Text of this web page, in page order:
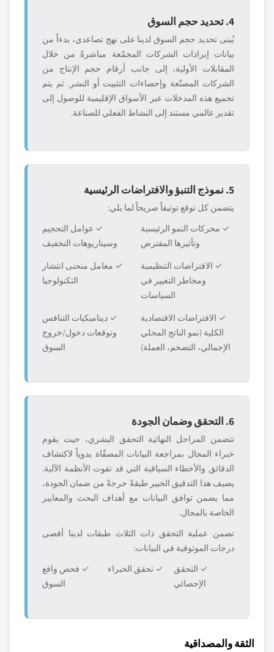
4. تحديد حجم السوق
يُبنى تحديد حجم السوق لدينا على نهج تصاعدي، بدءاً من
بيانات إيرادات الشركات المجمّعة مباشرةً من خلال
المقابلات الأولية، إلى جانب أرقام حجم الإنتاج من
الشركات المصنّعة وإحصاءات التثبيت أو النشر. ثم يتم
تجميع هذه المدخلات عبر الأسواق الإقليمية للوصول إلى
تقدير عالمي مستند إلى النشاط الفعلي للصناعة.
5. نموذج التنبؤ والافتراضات الرئيسية
يتضمن كل توقع توثيقاً صريحاً لما يلي:
✓ محركات النمو الرئيسية
وتأثيرها المفترض
✓ عوامل التحجيم
وسيناريوهات التخفيف
✓ الافتراضات التنظيمية
ومخاطر التغيير في
السياسات
✓ معامل منحنى انتشار
التكنولوجيا
✓ الافتراضات الاقتصادية
الكلية (نمو الناتج المحلي
الإجمالي، التضخم، العملة)
✓ ديناميكيات التنافس
وتوقعات دخول/خروج
السوق
6. التحقق وضمان الجودة
تتضمن المراحل النهائية التحقق البشري، حيث يقوم
خبراء المجال بمراجعة البيانات المصفّاة يدوياً لاكتشاف
الدقائق والأخطاء السياقية التي قد تفوت الأنظمة الآلية.
يضيف هذا التدقيق الخبير طبقةً حرجةً من ضمان الجودة،
مما يضمن توافق البيانات مع أهداف البحث والمعايير
الخاصة بالمجال.
تضمن عملية التحقق ذات الثلاث طبقات لدينا أقصى
درجات الموثوقية في البيانات:
✓ التحقق
الإحصائي
✓ تحقق الخبراء
✓ فحص واقع
السوق
الثقة والمصداقية